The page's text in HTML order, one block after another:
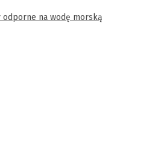
odporne na wodę morską